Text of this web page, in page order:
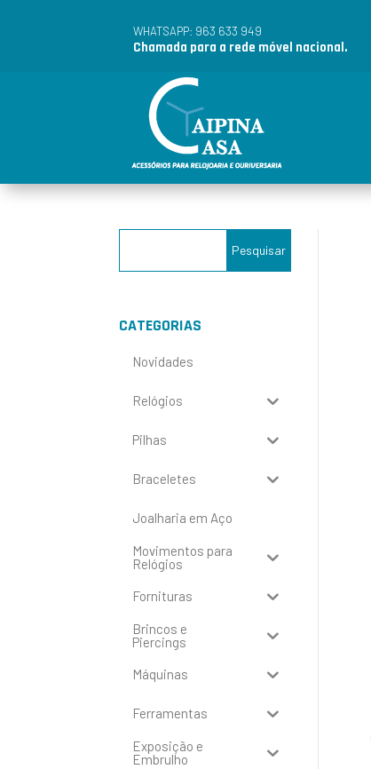
WHATSAPP: 963 633 949
Chamada para a rede móvel nacional.
CATEGORIAS
Novidades
Relógios
Pilhas
Braceletes
Joalharia em Aço
Movimentos para
Relógios
Fornituras
Brincos e
Piercings
Máquinas
Ferramentas
Exposição e
Embrulho